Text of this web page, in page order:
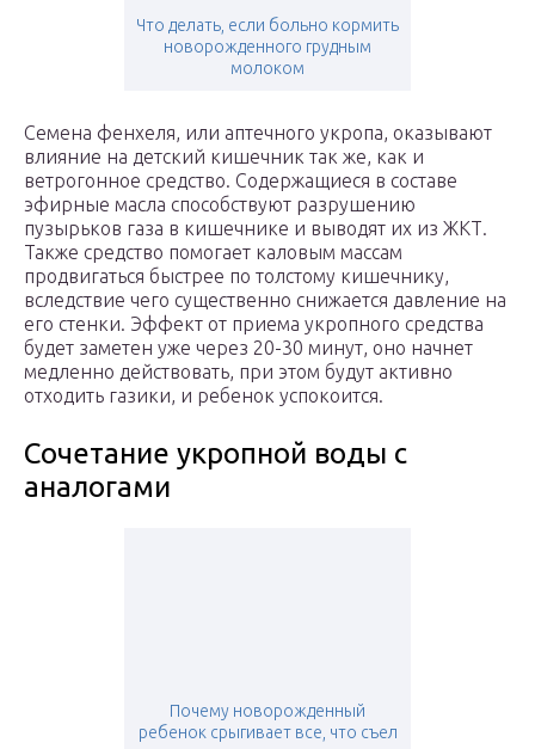
Что делать, если больно кормить
новорожденного грудным
молоком
Семена фенхеля, или аптечного укропа, оказывают
влияние на детский кишечник так же, как и
ветрогонное средство. Содержащиеся в составе
эфирные масла способствуют разрушению
пузырьков газа в кишечнике и выводят их из ЖКТ.
Также средство помогает каловым массам
продвигаться быстрее по толстому кишечнику,
вследствие чего существенно снижается давление на
его стенки. Эффект от приема укропного средства
будет заметен уже через 20-30 минут, оно начнет
медленно действовать, при этом будут активно
отходить газики, и ребенок успокоится.
Сочетание укропной воды с
аналогами
Почему новорожденный
ребенок срыгивает все, что съел